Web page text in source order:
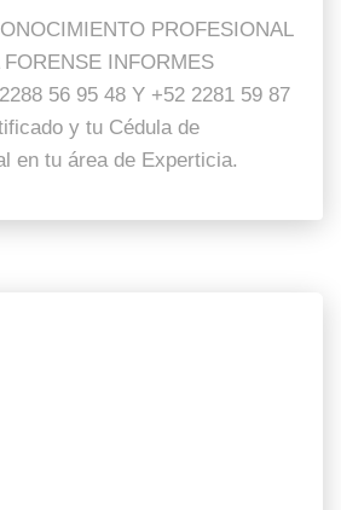
PROFESIONAL
INFORMES
56 95 48 Y +52 2281 59 87
y tu Cédula de
en tu área de Experticia.